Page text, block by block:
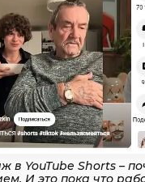
в YouTube Shorts –
И это пока что